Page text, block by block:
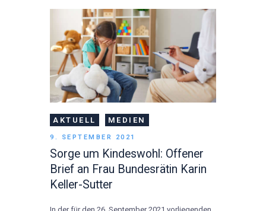
AKTUELL MEDIEN
9. SEPTEMBER 2021
Sorge um Kindeswohl: Offener
Brief an Frau Bundesrätin Karin
Keller-Sutter